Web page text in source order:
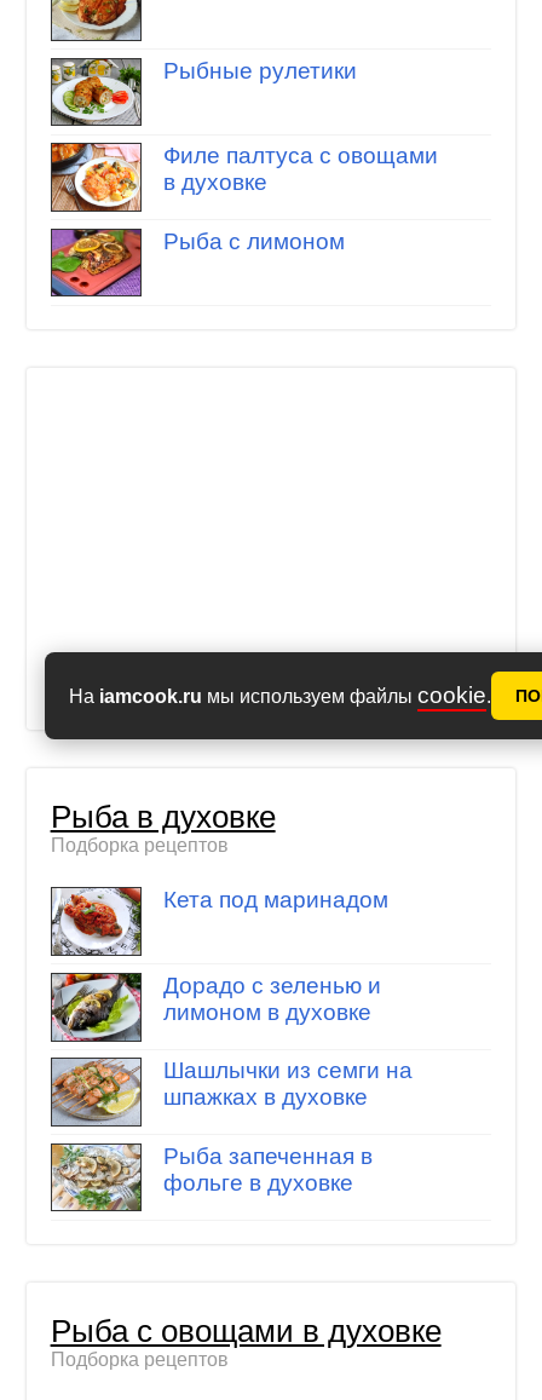
На iamcook.ru мы используем файлы cookie.
Рыбные рулетики
Филе палтуса с овощами
в духовке
Рыба с лимоном
Рыба в духовке
Подборка рецептов
Кета под маринадом
Дорадо с зеленью и
лимоном в духовке
Шашлычки из семги на
шпажках в духовке
Рыба запеченная в
фольге в духовке
Рыба с овощами в духовке
Подборка рецептов